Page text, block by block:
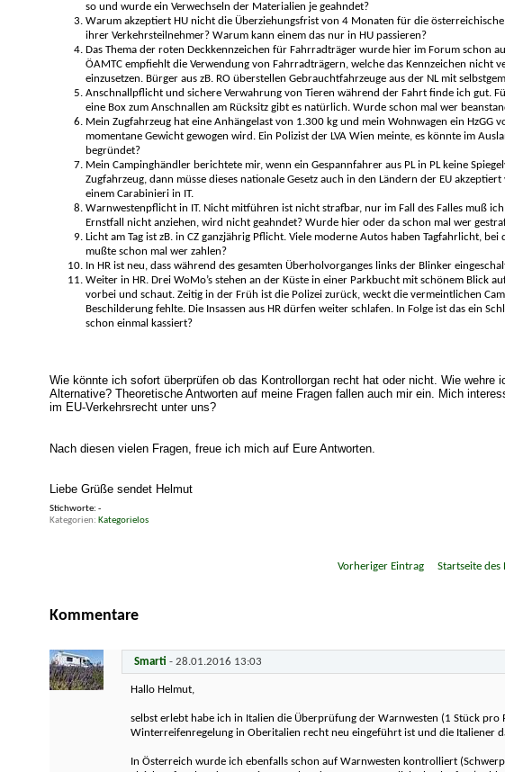
so und wurde ein Verwechseln der Materialien je geahndet?
Warum akzeptiert HU nicht die Überziehungsfrist von 4 Monaten für die
ihrer Verkehrsteilnehmer? Warum kann einem das nur in HU passieren?
Das Thema der roten Deckkennzeichen für Fahrradträger wurde hier im Forum schon
ÖAMTC empfiehlt die Verwendung von Fahrradträgern, welche das Kennzeichen nicht
einzusetzen. Bürger aus zB. RO überstellen Gebrauchtfahrzeuge aus der NL mit
Anschnallpflicht und sichere Verwahrung von Tieren während der Fahrt finde ich gut.
eine Box zum Anschnallen am Rücksitz gibt es natürlich. Wurde schon mal wer
Mein Zugfahrzeug hat eine Anhängelast von 1.300 kg und mein Wohnwagen ein HzGG
momentane Gewicht gewogen wird. Ein Polizist der LVA Wien meinte, es könnte im
begründet?
Mein Campinghändler berichtete mir, wenn ein Gespannfahrer aus PL in PL keine
Zugfahrzeug, dann müsse dieses nationale Gesetz auch in den Ländern der EU
einem Carabinieri in IT.
Warnwestenpflicht in IT. Nicht mitführen ist nicht strafbar, nur im Fall des Falles muß
Ernstfall nicht anziehen, wird nicht geahndet? Wurde hier oder da schon mal wer
Licht am Tag ist zB. in CZ ganzjährig Pflicht. Viele moderne Autos haben Tagfahrlicht,
mußte schon mal wer zahlen?
In HR ist neu, dass während des gesamten Überholvorganges links der Blinker
Weiter in HR. Drei WoMo’s stehen an der Küste in einer Parkbucht mit schönem Blick
vorbei und schaut. Zeitig in der Früh ist die Polizei zurück, weckt die vermeintlichen
Beschilderung fehlte. Die Insassen aus HR dürfen weiter schlafen. In Folge ist das ein
schon einmal kassiert?
Wie könnte ich sofort überprüfen ob das Kontrollorgan recht hat oder nicht. Wie
Alternative? Theoretische Antworten auf meine Fragen fallen auch mir ein. Mich
im EU-Verkehrsrecht unter uns?
Nach diesen vielen Fragen, freue ich mich auf Eure Antworten.
Liebe Grüße sendet Helmut
Stichworte: -
Kategorien
Kategorielos
Vorheriger Eintrag Startseite des
Kommentare
Smarti - 28.01.2016 13:03
Hallo Helmut,
selbst erlebt habe ich in Italien die Überprüfung der Warnwesten (1 Stück pro
Winterreifenregelung in Oberitalien recht neu eingeführt ist und die Italiener
In Österreich wurde ich ebenfalls schon auf Warnwesten kontrolliert